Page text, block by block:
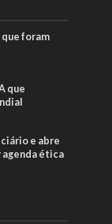
que foram
que
e abre
agenda ética